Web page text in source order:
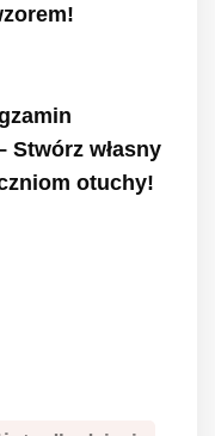
Stwórz własny
otuchy!